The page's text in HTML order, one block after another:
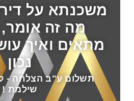
משכנתא על
מה זה אומר,
מתאים ואיך
נכון
תשלום ע"ב הצלחה -
שילמת !